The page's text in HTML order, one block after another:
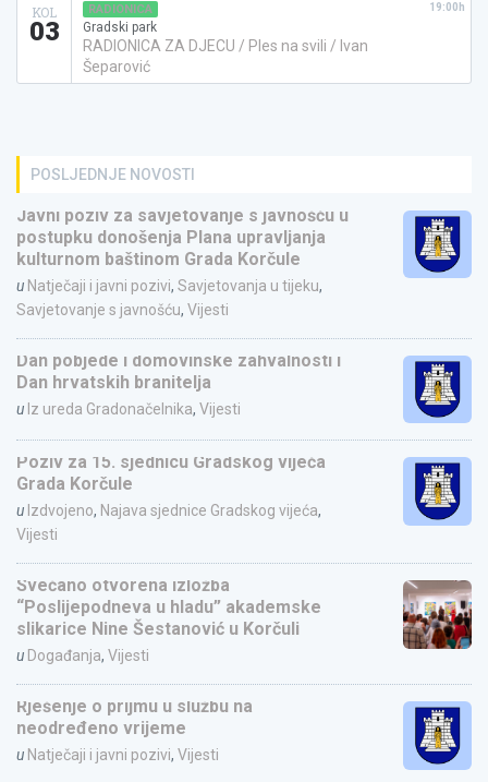
KOL
03
RADIONICA
Gradski park
RADIONICA ZA DJECU / Ples na svili / Ivan
Šeparović
19:00h
POSLJEDNJE NOVOSTI
Javni poziv za savjetovanje s javnošću u
postupku donošenja Plana upravljanja
kulturnom baštinom Grada Korčule
u Natječaji i javni pozivi, Savjetovanja u tijeku,
Savjetovanje s javnošću, Vijesti
Dan pobjede i domovinske zahvalnosti i
Dan hrvatskih branitelja
u Iz ureda Gradonačelnika, Vijesti
Poziv za 15. sjednicu Gradskog vijeća
Grada Korčule
u Izdvojeno, Najava sjednice Gradskog vijeća,
Vijesti
Svečano otvorena izložba
“Poslijepodneva u hladu” akademske
slikarice Nine Šestanović u Korčuli
u Događanja, Vijesti
Rješenje o prijmu u službu na
neodređeno vrijeme
u Natječaji i javni pozivi, Vijesti